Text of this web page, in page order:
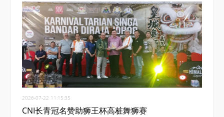
2026-07-22 11:15:35
CNI长青冠名赞助狮王杯高桩舞狮赛